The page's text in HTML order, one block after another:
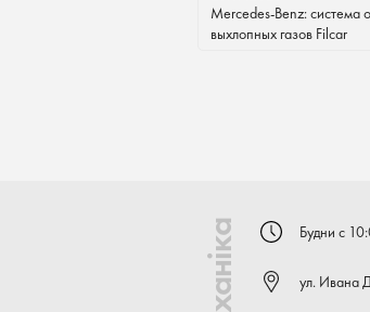
Mercedes-Benz: система
выхлопных газов Filcar
Будни с
ул. Ивана